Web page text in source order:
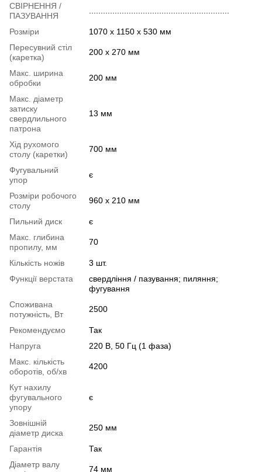
СВІРНЕННЯ /
ПАЗУВАННЯ
Розміри
1070 х 1150 х 530 мм
Пересувний стіл
(каретка)
200 х 270 мм
Макс. ширина
обробки
200 мм
Макс. діаметр
затиску
свердлильного
патрона
13 мм
Хід рухомого
столу (каретки)
700 мм
Фугувальний
упор
є
Розміри робочого
столу
960 х 210 мм
Пильний диск
є
Макс. глибина
пропилу, мм
70
Кількість ножів
3 шт.
Функції верстата
свердління / пазування; пиляння;
фугування
Споживана
потужність, Вт
2500
Рекомендуємо
Так
Напруга
220 В, 50 Гц (1 фаза)
Макс. кількість
оборотів, об/хв
4200
Кут нахилу
фугувального
упору
є
Зовнішній
діаметр диска
250 мм
Гарантія
Так
Діаметр валу
74 мм